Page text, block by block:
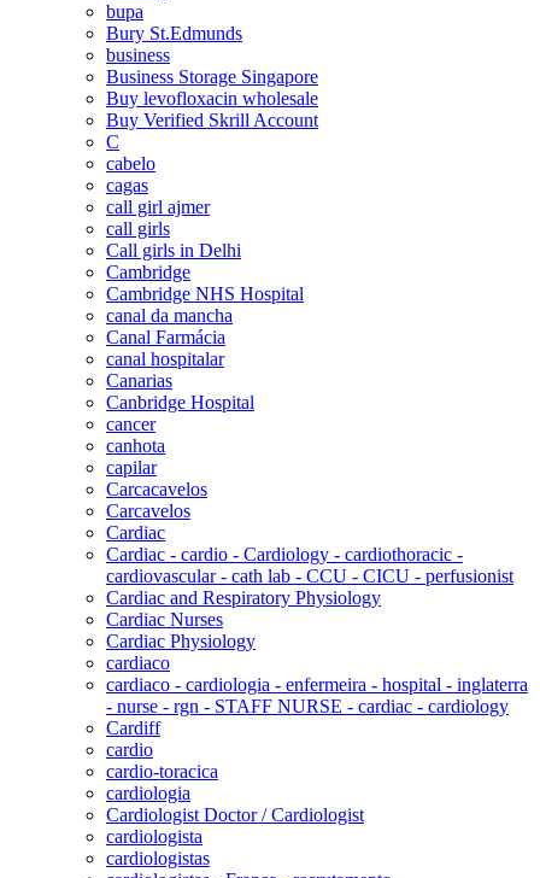
bupa
Bury St.Edmunds
business
Business Storage Singapore
Buy levofloxacin wholesale
Buy Verified Skrill Account
C
cabelo
cagas
call girl ajmer
call girls
Call girls in Delhi
Cambridge
Cambridge NHS Hospital
canal da mancha
Canal Farmácia
canal hospitalar
Canarias
Canbridge Hospital
cancer
canhota
capilar
Carcacavelos
Carcavelos
Cardiac
Cardiac - cardio - Cardiology - cardiothoracic -
cardiovascular - cath lab - CCU - CICU - perfusionist
Cardiac and Respiratory Physiology
Cardiac Nurses
Cardiac Physiology
cardiaco
cardiaco - cardiologia - enfermeira - hospital - inglaterra
- nurse - rgn - STAFF NURSE - cardiac - cardiology
Cardiff
cardio
cardio-toracica
cardiologia
Cardiologist Doctor / Cardiologist
cardiologista
cardiologistas